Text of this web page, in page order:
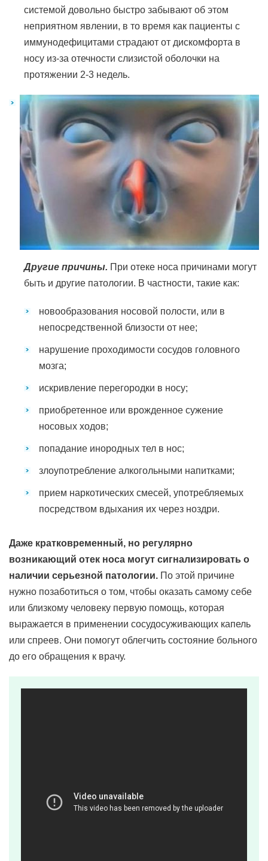
системой довольно быстро забывают об этом
неприятном явлении, в то время как пациенты с
иммунодефицитами страдают от дискомфорта в
носу из-за отечности слизистой оболочки на
протяжении 2-3 недель.
Другие причины. При отеке носа причинами могут
быть и другие патологии. В частности, такие как:
новообразования носовой полости, или в
непосредственной близости от нее;
нарушение проходимости сосудов головного
мозга;
искривление перегородки в носу;
приобретенное или врожденное сужение
носовых ходов;
попадание инородных тел в нос;
злоупотребление алкогольными напитками;
прием наркотических смесей, употребляемых
посредством вдыхания их через ноздри.
Даже кратковременный, но регулярно
возникающий отек носа могут сигнализировать о
наличии серьезной патологии. По этой причине
нужно позаботиться о том, чтобы оказать самому себе
или близкому человеку первую помощь, которая
выражается в применении сосудосуживающих капель
или спреев. Они помогут облегчить состояние больного
до его обращения к врачу.